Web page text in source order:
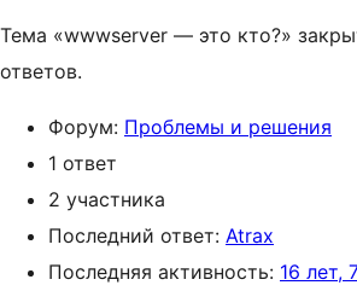
Тема «wwwserver — это кто?»
ответов.
Форум: Проблемы и решения
1 ответ
2 участника
Последний ответ: Atrax
Последняя активность: 16 лет,